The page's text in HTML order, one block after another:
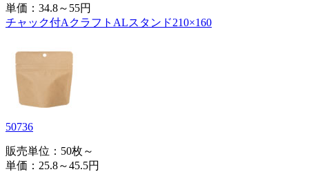
単価： 34.8～55円
チャック付AクラフトALスタンド210×160
50736
販売単位：50枚～
単価： 25.8～45.5円